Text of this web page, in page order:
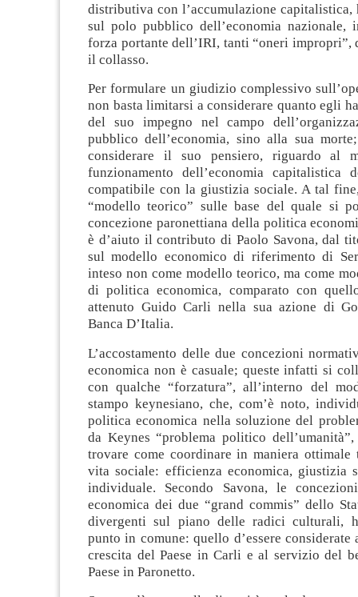
distributiva con l’accumulazione capitalistica,
sul polo pubblico dell’economia nazionale,
forza portante dell’IRI, tanti “oneri impropri”,
il collasso.
Per formulare un giudizio complessivo
non basta limitarsi a considerare quanto egli
del suo impegno nel campo
pubblico dell’economia, sino alla sua
considerare il suo pensiero, riguardo al
funzionamento dell’economia capitalistica
compatibile con la giustizia sociale. A tal
“modello teorico” sulle base del quale si
concezione paronettiana della politica
è d’aiuto il contributo di Paolo Savona, dal
sul modello economico di riferimento di
inteso non come modello teorico, ma come
di politica economica, comparato con
attenuto Guido Carli nella sua azione di
Banca D’Italia.
L’accostamento delle due concezioni
economica non è casuale; queste infatti si
con qualche “forzatura”, all’interno del
stampo keynesiano, che, com’è noto,
politica economica nella soluzione del
da Keynes “problema politico
trovare come coordinare in maniera ottimale
vita sociale: efficienza economica, giustizia
individuale. Secondo Savona, le
economica dei due “grand commis” dello
divergenti sul piano delle radici culturali,
punto in comune: quello d’essere
crescita del Paese in Carli e al servizio del
Paese in Paronetto.